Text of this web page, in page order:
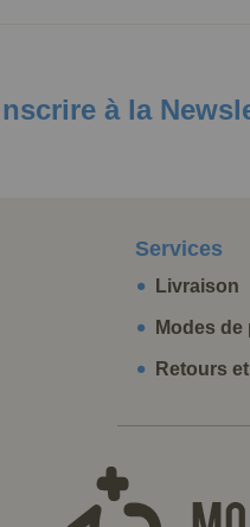
à la
Services
Livraison
Modes de
Retours